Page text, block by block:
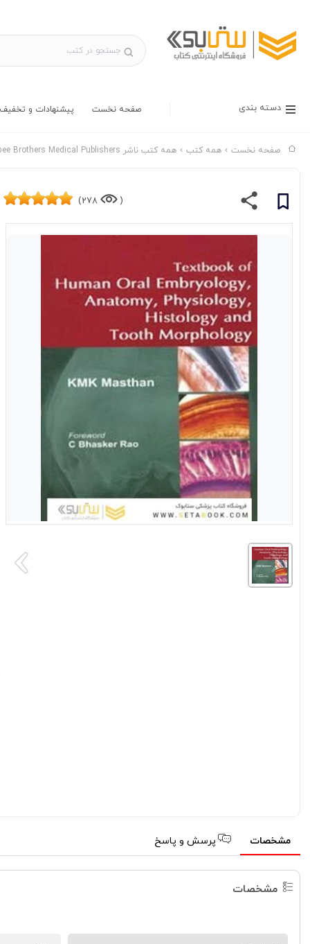
دسته بندی صفحه نخست پیشنهادات و
صفحه نخست همه کتب همه کتب ناشر Jaypee Brothers Medical Publishers
(
278)
مشخصات پرسش و پاسخ
مشخصات